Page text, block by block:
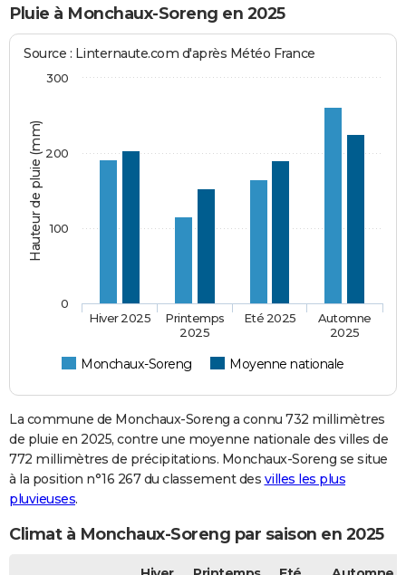
Pluie à Monchaux-Soreng en 2025
Hauteur de pluie (mm)
Source : Linternaute.com d'après Météo France
Monchaux-Soreng Moyenne nationale
Hiver 2025
Printemps
2025
Eté 2025
Automne
2025
0
100
200
300
La commune de Monchaux-Soreng a connu 732 millimètres
de pluie en 2025, contre une moyenne nationale des villes de
772 millimètres de précipitations. Monchaux-Soreng se situe
à la position n°16 267 du classement des villes les plus
pluvieuses.
Climat à Monchaux-Soreng par saison en 2025